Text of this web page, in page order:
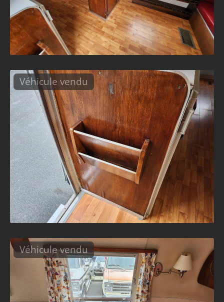
Véhicule vendu
Véhicule vendu